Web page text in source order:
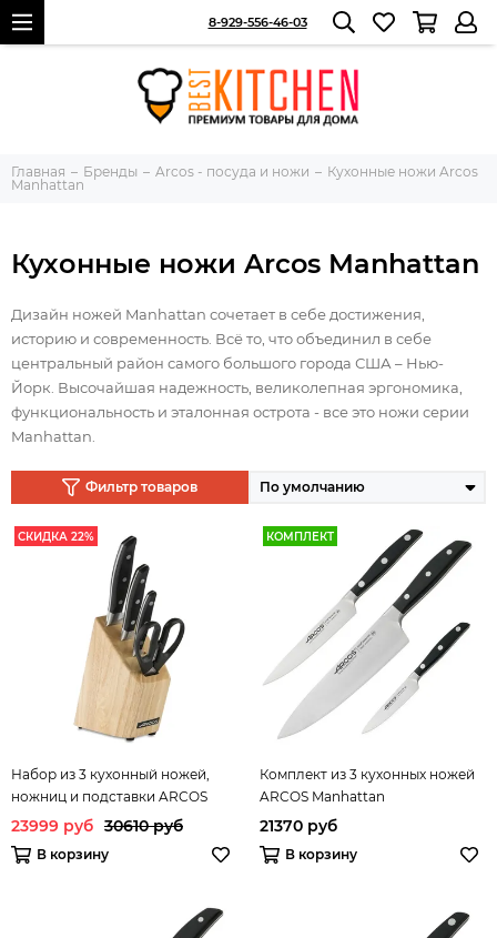
8-929-556-46-03
Главная Бренды Arcos - посуда и ножи
Кухонные ножи Arcos
Manhattan
Кухонные ножи Arcos Manhattan
Дизайн ножей Manhattan сочетает в себе достижения,
историю и современность. Всё то, что объединил в себе
центральный район самого большого города США – Нью-
Йорк. Высочайшая надежность, великолепная эргономика,
функциональность и эталонная острота - все это ножи серии
Manhattan.
Фильтр товаров
СКИДКА 22%
Набор из 3 кухонный ножей,
ножниц и подставки ARCOS
Manhattan арт. 163300
23999 руб 30610 руб
В корзину
КОМПЛЕКТ
Комплект из 3 кухонных ножей
ARCOS Manhattan
21370 руб
В корзину